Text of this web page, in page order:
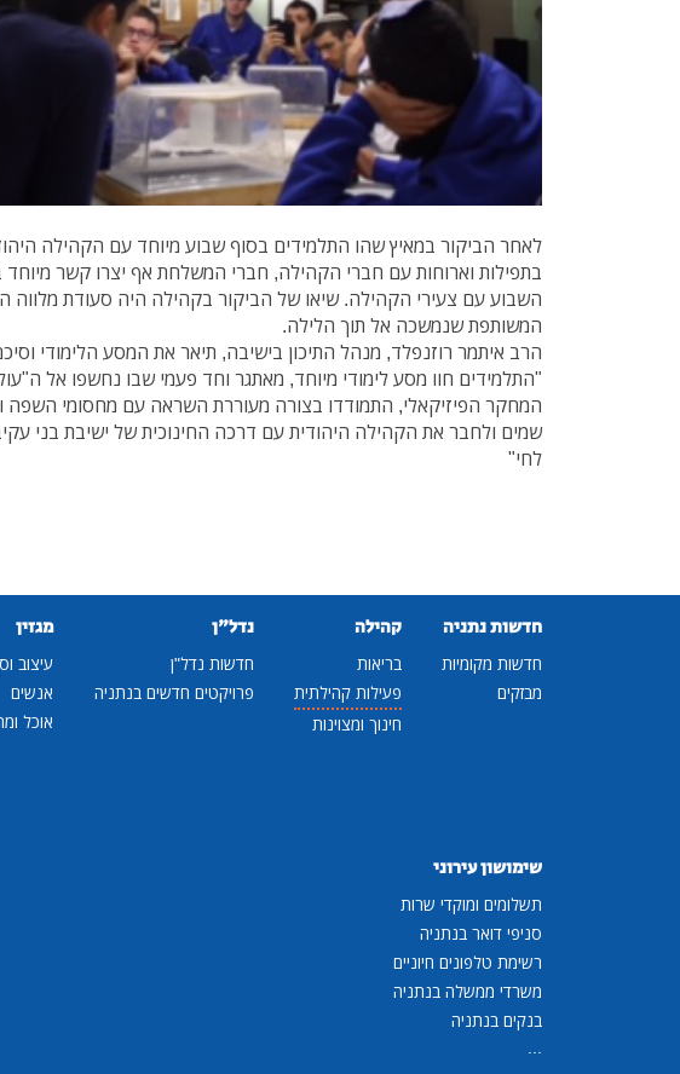
לאחר הביקור במאיץ שהו התלמידים בסוף שבוע מיוחד עם הקהילה
בתפילות וארוחות עם חברי הקהילה, חברי המשלחת אף יצרו קשר
השבוע עם צעירי הקהילה. שיאו של הביקור בקהילה היה סעודת מלווה
המשותפת שנמשכה אל תוך הלילה.
הרב איתמר רוזנפלד, מנהל התיכון בישיבה, תיאר את המסע הלימודי
"התלמידים חוו מסע לימודי מיוחד, מאתגר וחד פעמי שבו נחשפו אל
המחקר הפיזיקאלי, התמודדו בצורה מעוררת השראה עם מחסומי השפה
שמים ולחבר את הקהילה היהודית עם דרכה החינוכית של ישיבת בני
לחי"
חדשות נתניה
חדשות מקומיות
מבזקים
קהילה
בריאות
פעילות קהילתית
חינוך ומצוינות
נדל"ן
חדשות נדל"ן
פרויקטים חדשים בנתניה
מגזין
עיצוב
אנשים
אוכל
שימושון עירוני
תשלומים ומוקדי שרות
סניפי דואר בנתניה
רשימת טלפונים חיוניים
משרדי ממשלה בנתניה
בנקים בנתניה
...